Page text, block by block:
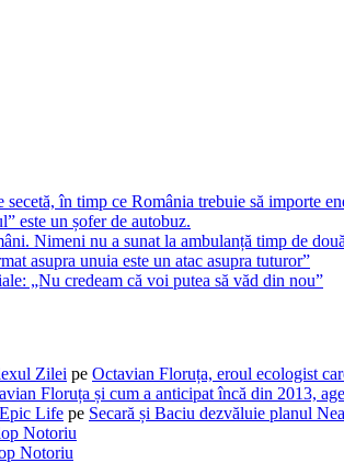
în timp ce România trebuie să importe
este un șofer de autobuz.
Nimeni nu a sunat la ambulanță timp de
asupra unuia este un atac asupra tuturor”
„Nu credeam că voi putea să văd din nou”
Zilei pe Octavian Floruța, eroul ecologist
Floruța și cum a anticipat încă din 2013,
Life pe Secară și Baciu dezvăluie planul
Notoriu
Notoriu